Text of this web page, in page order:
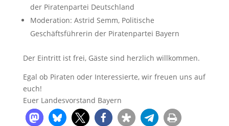
der Piratenpartei Deutschland
Moderation: Astrid Semm, Politische
Geschäftsführerin der Piratenpartei Bayern
Der Eintritt ist frei, Gäste sind herzlich willkommen.
Egal ob Piraten oder Interessierte, wir freuen uns auf
euch!
Euer Landesvorstand Bayern